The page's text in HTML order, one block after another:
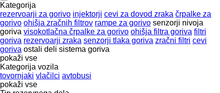
Kategorija
rezervoarji za gorivo injektorji cevi za dovod zraka črpalke za
gorivo ohišja zračnih filtrov rampe za gorivo senzorji nivoja
goriva visokotlačna črpalke za gorivo ohišja filtra goriva filtri
goriva rezervoarji zraka senzorji tlaka goriva zračni filtri cevi
goriva ostali deli sistema goriva
pokaži vse
Kategorija vozila
tovornjaki vlačilci avtobusi
pokaži vse